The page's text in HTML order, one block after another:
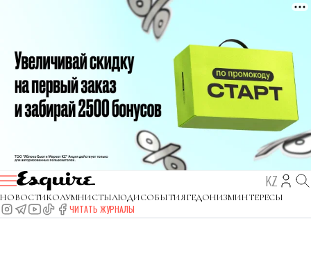
KZ
НОВОСТИКОЛУМНИСТЫЛЮДИСОБЫТИЯГЕДОНИЗМИНТЕРЕСЫ
ЧИТАТЬ ЖУРНАЛЫ